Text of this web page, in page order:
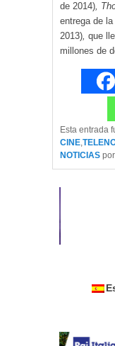
de 2014),
entrega de
2013), que
millones de
Esta entrada
CINE,
NOTICIAS por